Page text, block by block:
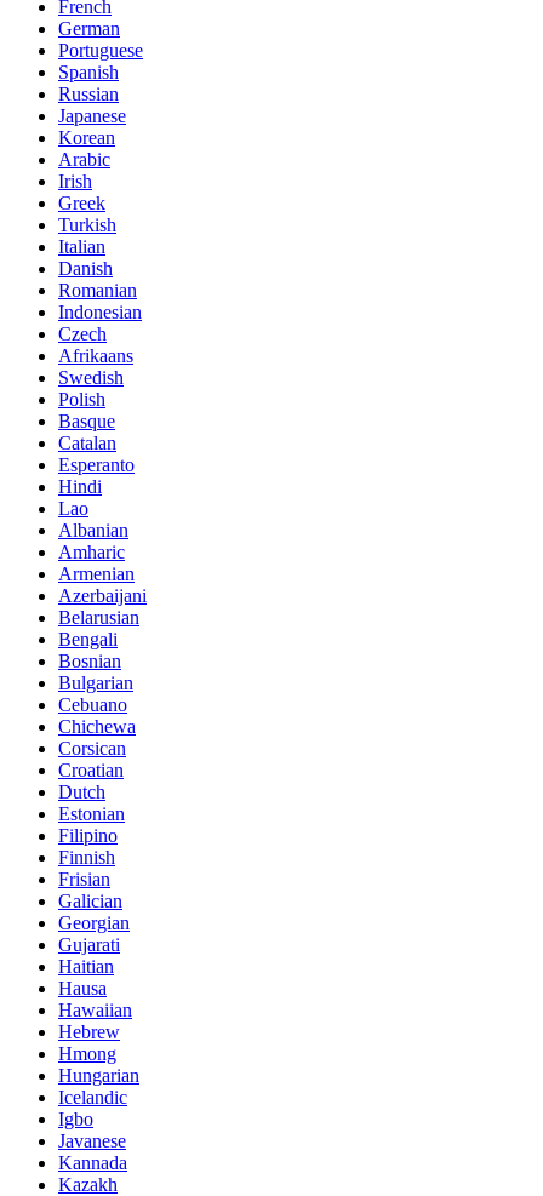
French
German
Portuguese
Spanish
Russian
Japanese
Korean
Arabic
Irish
Greek
Turkish
Italian
Danish
Romanian
Indonesian
Czech
Afrikaans
Swedish
Polish
Basque
Catalan
Esperanto
Hindi
Lao
Albanian
Amharic
Armenian
Azerbaijani
Belarusian
Bengali
Bosnian
Bulgarian
Cebuano
Chichewa
Corsican
Croatian
Dutch
Estonian
Filipino
Finnish
Frisian
Galician
Georgian
Gujarati
Haitian
Hausa
Hawaiian
Hebrew
Hmong
Hungarian
Icelandic
Igbo
Javanese
Kannada
Kazakh